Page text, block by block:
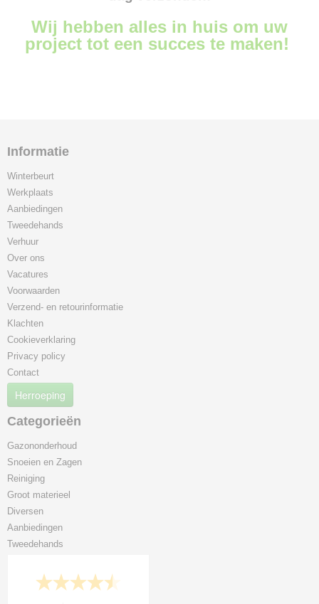
Wij hebben alles in huis om uw
project tot een succes te maken!
Informatie
Winterbeurt
Werkplaats
Aanbiedingen
Tweedehands
Verhuur
Over ons
Vacatures
Voorwaarden
Verzend- en retourinformatie
Klachten
Cookieverklaring
Privacy policy
Contact
Herroeping
Categorieën
Gazononderhoud
Snoeien en Zagen
Reiniging
Groot materieel
Diversen
Aanbiedingen
Tweedehands